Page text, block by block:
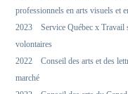
professionnels en arts visuels et
2023 Service Québec x Travail
volontaires
2022 Conseil des arts et des
marché